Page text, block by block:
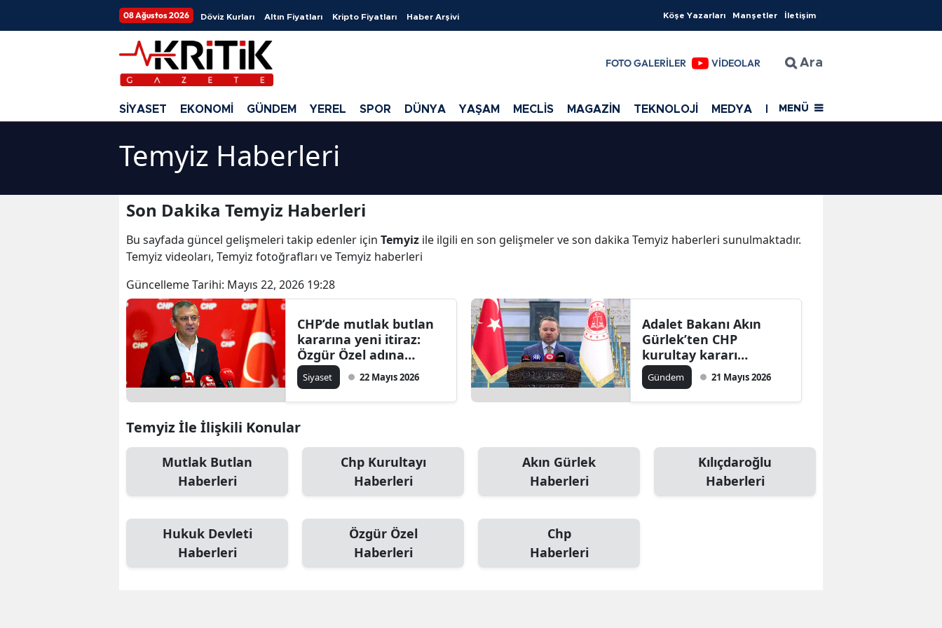
08 Ağustos 2026 Döviz Kurları Altın Fiyatları Kripto Fiyatları Haber Arşivi Köşe Yazarları Manşetler İletişim
FOTO GALERİLER VİDEOLAR Ara
SİYASET EKONOMİ GÜNDEM YEREL SPOR DÜNYA YAŞAM MECLİS MAGAZİN TEKNOLOJİ MEDYA EĞİTİM SAĞLIK
MENÜ
Temyiz Haberleri
Son Dakika Temyiz Haberleri
Bu sayfada güncel gelişmeleri takip edenler için Temyiz ile ilgili en son gelişmeler ve son dakika Temyiz haberleri sunulmaktadır.
Temyiz videoları, Temyiz fotoğrafları ve Temyiz haberleri
Güncelleme Tarihi: Mayıs 22, 2026 19:28
CHP’de mutlak butlan
kararına yeni itiraz:
Özgür Özel adına
başvuru yapıldı
Siyaset 22 Mayıs 2026
Adalet Bakanı Akın
Gürlek’ten CHP
kurultay kararı
açıklaması: “Temyiz
yolu açıktır”
Gündem 21 Mayıs 2026
Temyiz İle İlişkili Konular
Mutlak Butlan
Haberleri
Chp Kurultayı
Haberleri
Akın Gürlek
Haberleri
Kılıçdaroğlu
Haberleri
Hukuk Devleti
Haberleri
Özgür Özel
Haberleri
Chp
Haberleri